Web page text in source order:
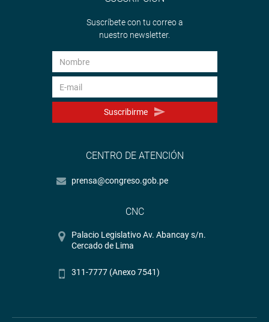
Suscríbete con tu correo a
nuestro newsletter.
Suscribirme
CENTRO DE ATENCIÓN
prensa@congreso.gob.pe
CNC
Palacio Legislativo Av. Abancay s/n.
Cercado de Lima
311-7777 (Anexo 7541)